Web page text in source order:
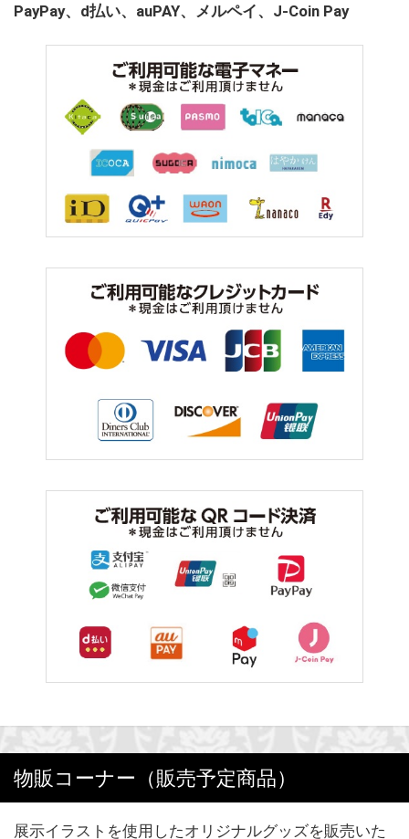
PayPay、d払い、auPAY、メルペイ、J-Coin Pay
物販コーナー（販売予定商品）
展示イラストを使用したオリジナルグッズを販売いた